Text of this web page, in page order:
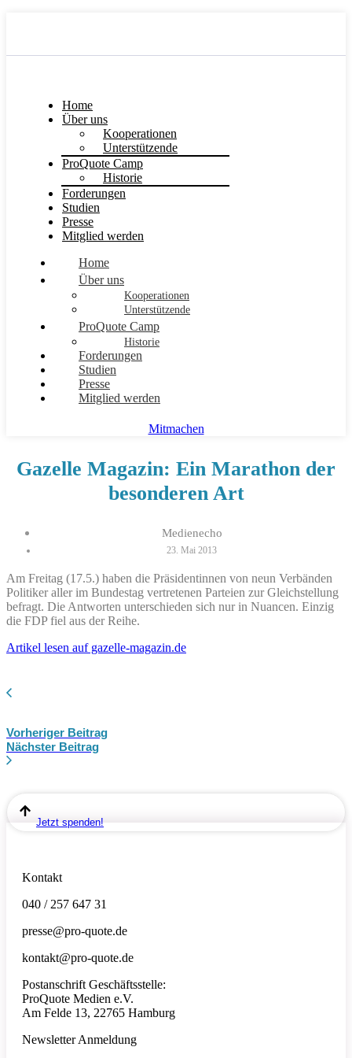
Home
Über uns
Kooperationen
Unterstützende
ProQuote Camp
Historie
Forderungen
Studien
Presse
Mitglied werden
Home
Über uns
Kooperationen
Unterstützende
ProQuote Camp
Historie
Forderungen
Studien
Presse
Mitglied werden
Mitmachen
Gazelle Magazin: Ein Marathon der
besonderen Art
Medienecho
23. Mai 2013
Am Freitag (17.5.) haben die Präsidentinnen von neun Verbänden
Politiker aller im Bundestag vertretenen Parteien zur Gleichstellung
befragt. Die Antworten unterschieden sich nur in Nuancen. Einzig
die FDP fiel aus der Reihe.
Artikel lesen auf gazelle-magazin.de
Vorheriger Beitrag
Nächster Beitrag
Jetzt spenden!
Kontakt
040 / 257 647 31
presse@pro-quote.de
kontakt@pro-quote.de
Postanschrift Geschäftsstelle:
ProQuote Medien e.V.
Am Felde 13, 22765 Hamburg
Newsletter Anmeldung